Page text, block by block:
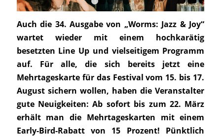
1 2 3
5
Auch die 34. Ausgabe von „Worms: Jazz & Joy“
wartet wieder mit einem hochkarätig
besetzten Line Up und vielseitigem Programm
auf. Für alle, die sich bereits jetzt eine
Mehrtageskarte für das Festival vom 15. bis 17.
August sichern wollen, haben die Veranstalter
gute Neuigkeiten: Ab sofort bis zum 22. März
erhält man die Mehrtageskarten mit einem
Early-Bird-Rabatt von 15 Prozent! Pünktlich